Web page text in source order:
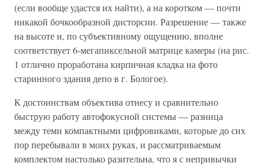
(если вообще удастся их найти), а на коротком — почти
никакой бочкообразной дисторсии. Разрешение — также
на высоте и, по субъективному ощущению, вполне
соответствует 6-мегапиксельной матрице камеры (на рис.
1 отлично проработана кирпичная кладка на фото
старинного здания депо в г. Бологое).
К достоинствам объектива отнесу и сравнительно
быструю работу автофокусной системы — разница
между теми компактными цифровиками, которые до сих
пор перебывали в моих руках, и рассматриваемым
комплектом настолько разительна, что я с непривычки